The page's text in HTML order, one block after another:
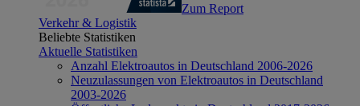
Zum Report
Verkehr & Logistik
Beliebte Statistiken
Aktuelle Statistiken
Anzahl Elektroautos in Deutschland 2006-2026
Neuzulassungen von Elektroautos in Deutschland
2003-2026